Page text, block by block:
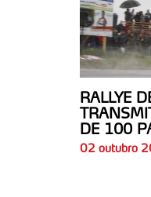
RALLYE
DE 100
02 outubro